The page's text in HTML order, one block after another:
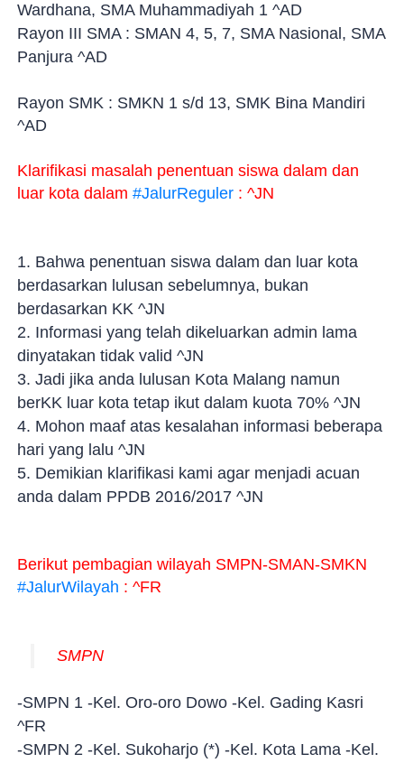
Wardhana, SMA Muhammadiyah 1 ^AD
Rayon III SMA : SMAN 4, 5, 7, SMA Nasional, SMA
Panjura ^AD
Rayon SMK : SMKN 1 s/d 13, SMK Bina Mandiri
^AD
Klarifikasi masalah penentuan siswa dalam dan
luar kota dalam#JalurReguler : ^JN
1. Bahwa penentuan siswa dalam dan luar kota
berdasarkan lulusan sebelumnya, bukan
berdasarkan KK ^JN
2. Informasi yang telah dikeluarkan admin lama
dinyatakan tidak valid ^JN
3. Jadi jika anda lulusan Kota Malang namun
berKK luar kota tetap ikut dalam kuota 70% ^JN
4. Mohon maaf atas kesalahan informasi beberapa
hari yang lalu ^JN
5. Demikian klarifikasi kami agar menjadi acuan
anda dalam PPDB 2016/2017 ^JN
Berikut pembagian wilayah SMPN-SMAN-SMKN
#JalurWilayah : ^FR
SMPN
-SMPN 1 -Kel. Oro-oro Dowo -Kel. Gading Kasri
^FR
-SMPN 2 -Kel. Sukoharjo (*) -Kel. Kota Lama -Kel.